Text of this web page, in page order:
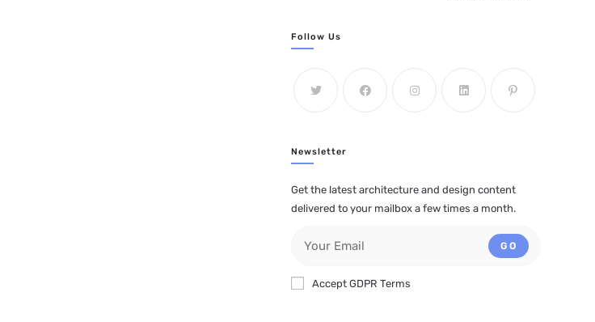
Follow Us
Newsletter
Get the latest architecture and design content
delivered to your mailbox a few times a month.
GO
Accept GDPR Terms